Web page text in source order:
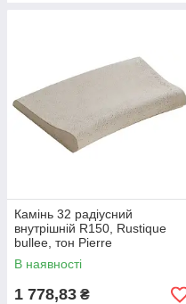
Камінь 32 радіусний
внутрішній R150, Rustique
bullee, тон Pierre
В наявності
1 778,83 ₴